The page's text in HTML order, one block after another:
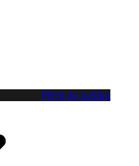
Přejít do košíku